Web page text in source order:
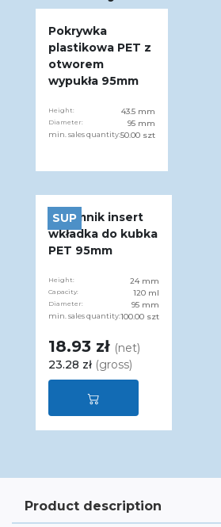
Pokrywka
plastikowa PET z
otworem
wypukła 95mm
Height: 43.5 mm
Diameter: 95 mm
min. sales quantity:50.00 szt
SUP
Pojemnik insert
wkładka do kubka
PET 95mm
Height: 24 mm
Capacity: 120 ml
Diameter: 95 mm
min. sales quantity:100.00 szt
18.93 zł (net)
23.28 zł (gross)
Product description